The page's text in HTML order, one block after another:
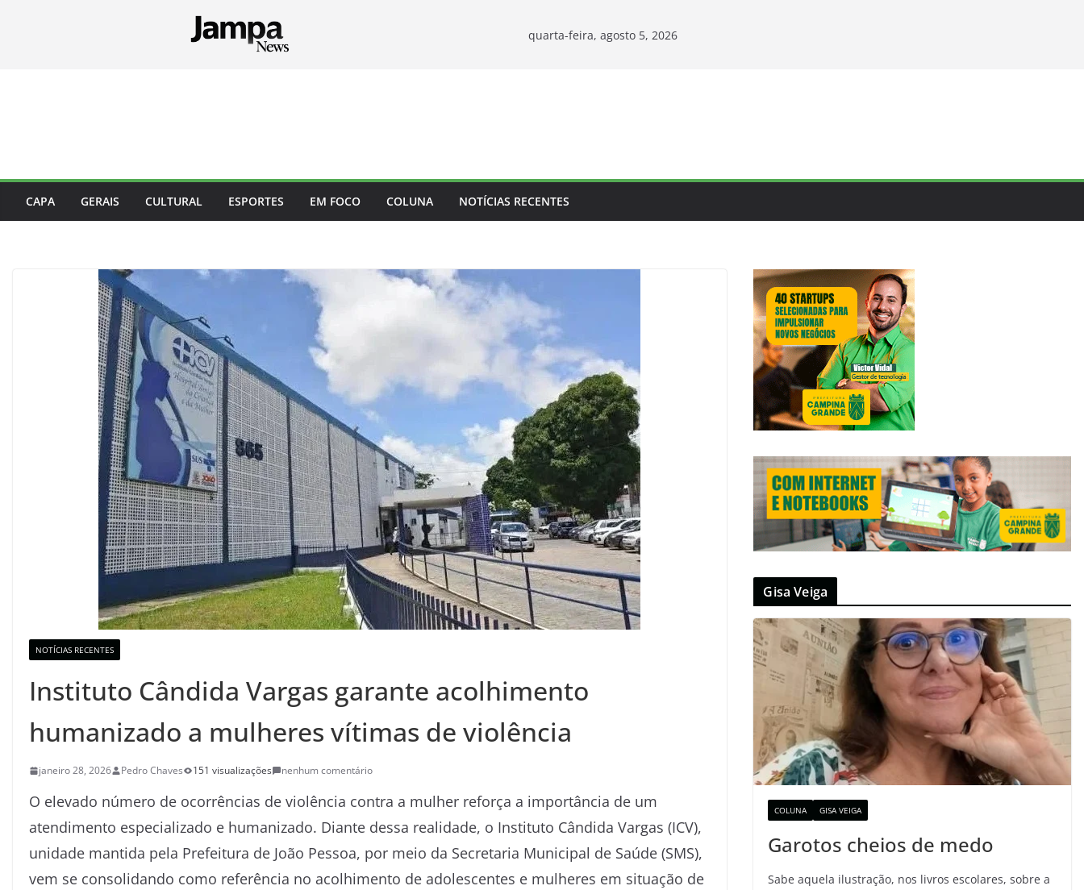
quarta-feira, agosto 5, 2026
CAPA GERAIS CULTURAL ESPORTES EM FOCO COLUNA NOTÍCIAS RECENTES
NOTÍCIAS RECENTES
Instituto Cândida Vargas garante acolhimento
humanizado a mulheres vítimas de violência
janeiro 28, 2026 Pedro Chaves 151 visualizações nenhum comentário
O elevado número de ocorrências de violência contra a mulher reforça a importância de um
atendimento especializado e humanizado. Diante dessa realidade, o Instituto Cândida Vargas (ICV),
unidade mantida pela Prefeitura de João Pessoa, por meio da Secretaria Municipal de Saúde (SMS),
vem se consolidando como referência no acolhimento de adolescentes e mulheres em situação de
Gisa Veiga
COLUNA GISA VEIGA
Garotos cheios de medo
Sabe aquela ilustração, nos livros escolares, sobre a